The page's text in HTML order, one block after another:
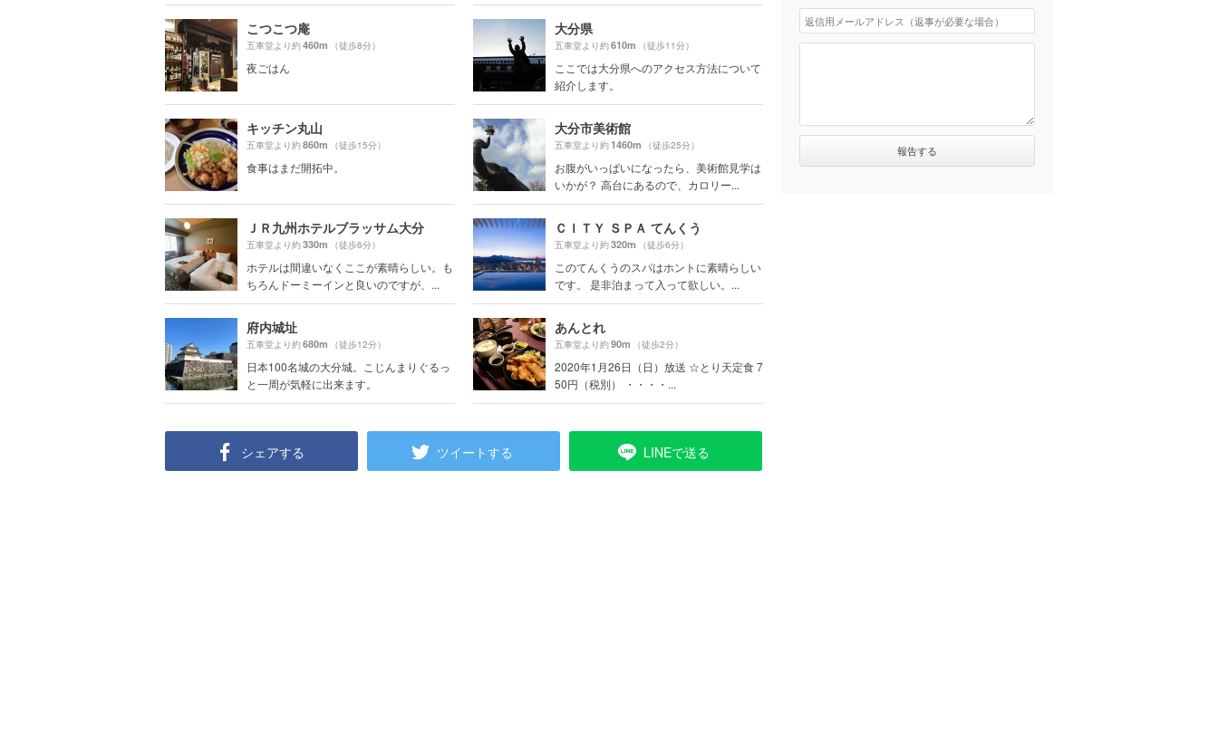
こつこつ庵
五車堂より約460m （徒歩8分）
夜ごはん
大分県
五車堂より約610m （徒歩11分）
ここでは大分県へのアクセス方法について
紹介します。
キッチン丸山
五車堂より約860m （徒歩15分）
食事はまだ開拓中。
大分市美術館
五車堂より約1460m （徒歩25分）
お腹がいっぱいになったら、美術館見学は
いかが？ 高台にあるので、カロリー...
ＪＲ九州ホテルブラッサム大分
五車堂より約330m （徒歩6分）
ホテルは間違いなくここが素晴らしい。も
ちろんドーミーインと良いのですが、...
ＣＩＴＹ ＳＰＡ てんくう
五車堂より約320m （徒歩6分）
このてんくうのスパはホントに素晴らしい
です。 是非泊まって入って欲しい。...
府内城址
五車堂より約680m （徒歩12分）
日本100名城の大分城。こじんまりぐるっ
と一周が気軽に出来ます。
あんとれ
五車堂より約90m （徒歩2分）
2020年1月26日（日）放送 ☆とり天定食 7
50円（税別） ・・・・...
シェアする ツイートする LINEで送る